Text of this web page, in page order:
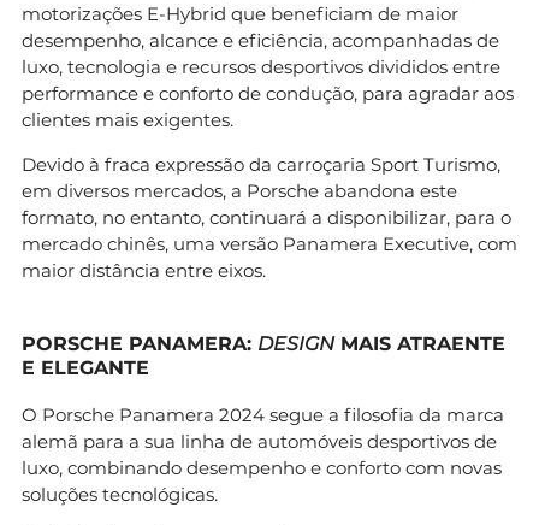
motorizações E-Hybrid que beneficiam de maior
desempenho, alcance e eficiência, acompanhadas de
luxo, tecnologia e recursos desportivos divididos entre
performance e conforto de condução, para agradar aos
clientes mais exigentes.
Devido à fraca expressão da carroçaria Sport Turismo,
em diversos mercados, a Porsche abandona este
formato, no entanto, continuará a disponibilizar, para o
mercado chinês, uma versão Panamera Executive, com
maior distância entre eixos.
PORSCHE PANAMERA: DESIGNMAIS ATRAENTE
E ELEGANTE
O Porsche Panamera 2024 segue a filosofia da marca
alemã para a sua linha de automóveis desportivos de
luxo, combinando desempenho e conforto com novas
soluções tecnológicas.